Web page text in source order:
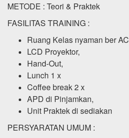
METODE : Teori & Praktek
FASILITAS TRAINING :
Ruang Kelas nyaman ber AC
LCD Proyektor,
Hand-Out,
Lunch 1 x
Coffee break 2 x
APD di Pinjamkan,
Unit Praktek di sediakan
PERSYARATAN UMUM :